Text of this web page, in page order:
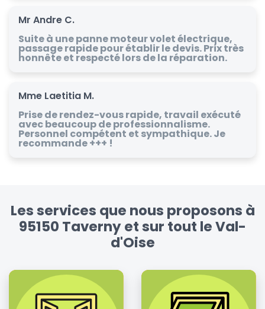
Mr Andre C.
Suite à une panne moteur volet électrique,
passage rapide pour établir le devis. Prix très
honnête et respecté lors de la réparation.
Mme Laetitia M.
Prise de rendez-vous rapide, travail exécuté
avec beaucoup de professionnalisme.
Personnel compétent et sympathique. Je
recommande +++ !
Les services que nous proposons à
95150 Taverny et sur tout le Val-
d'Oise